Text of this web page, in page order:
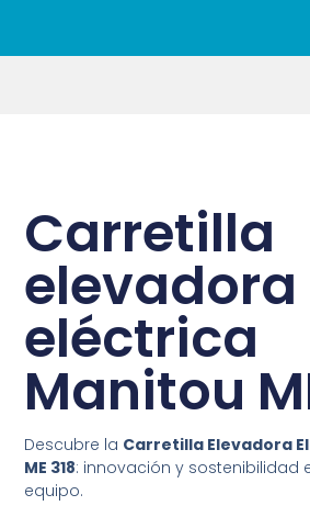
Carretilla
elevadora
eléctrica
Manitou
Descubre la Carretilla Elevadora
ME 318: innovación y sostenibilidad
equipo.